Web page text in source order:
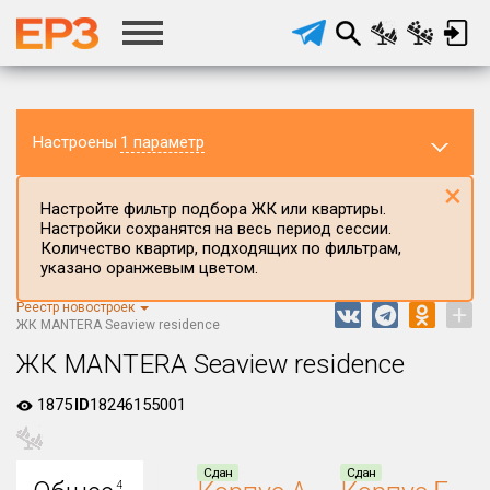
Настроены 1 параметр
Регион ЖК
Все
Населённый пункт
Настройте фильтр подбора ЖК или квартиры.
Настройки сохранятся на весь период сессии.
Количество квартир, подходящих по фильтрам,
указано оранжевым цветом.
×
Реестр новостроек
ЖК MANTERA Seaview residence
+
ЖК MANTERA Seaview residence
1875ID18246155001
4
Сдан Сдан